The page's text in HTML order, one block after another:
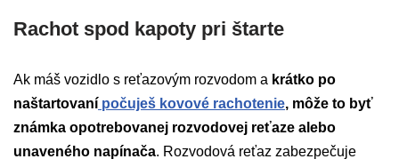
Rachot spod kapoty pri štarte
Ak máš vozidlo s reťazovým rozvodom a krátko po
naštartovaní počuješ kovové rachotenie, môže to byť
známka opotrebovanej rozvodovej reťaze alebo
unaveného napínača. Rozvodová reťaz zabezpečuje